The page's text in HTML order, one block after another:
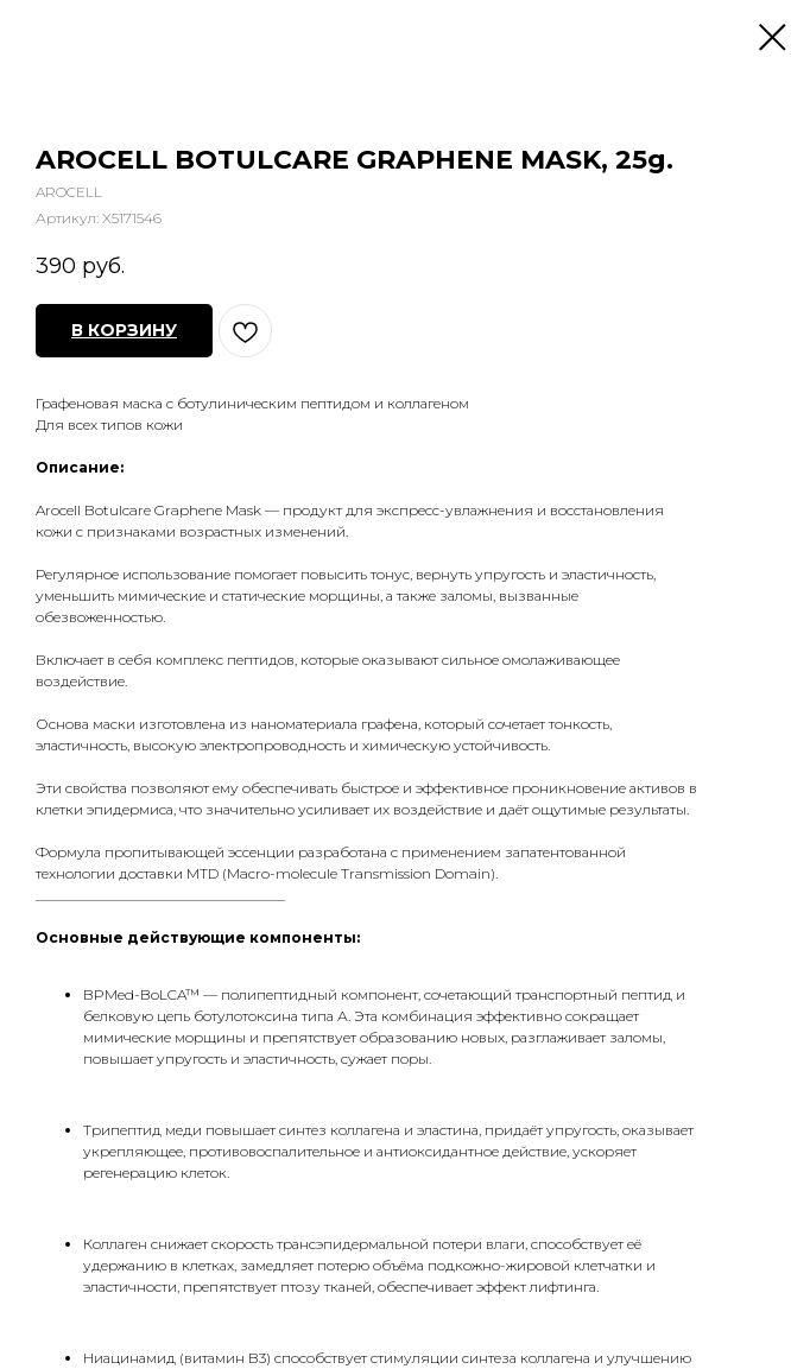
AROCELL BOTULCARE GRAPHENE MASK, 25g.
AROCELL
Артикул: X5171546
390 руб.
В КОРЗИНУ
Графеновая маска с ботулиническим пептидом и коллагеном
Для всех типов кожи
Описание:
Arocell Botulcare Graphene Mask — продукт для экспресс-увлажнения и восстановления
кожи с признаками возрастных изменений.
Регулярное использование помогает повысить тонус, вернуть упругость и эластичность,
уменьшить мимические и статические морщины, а также заломы, вызванные
обезвоженностью.
Включает в себя комплекс пептидов, которые оказывают сильное омолаживающее
воздействие.
Основа маски изготовлена из наноматериала графена, который сочетает тонкость,
эластичность, высокую электропроводность и химическую устойчивость.
Эти свойства позволяют ему обеспечивать быстрое и эффективное проникновение активов в
клетки эпидермиса, что значительно усиливает их воздействие и даёт ощутимые результаты.
Формула пропитывающей эссенции разработана с применением запатентованной
технологии доставки MTD (Macro-molecule Transmission Domain).
Основные действующие компоненты:
BPMed-BoLCA™ — полипептидный компонент, сочетающий транспортный пептид и
белковую цепь ботулотоксина типа А. Эта комбинация эффективно сокращает
мимические морщины и препятствует образованию новых, разглаживает заломы,
повышает упругость и эластичность, сужает поры.
Трипептид меди повышает синтез коллагена и эластина, придаёт упругость, оказывает
укрепляющее, противовоспалительное и антиоксидантное действие, ускоряет
регенерацию клеток.
Коллаген снижает скорость трансэпидермальной потери влаги, способствует её
удержанию в клетках, замедляет потерю объёма подкожно-жировой клетчатки и
эластичности, препятствует птозу тканей, обеспечивает эффект лифтинга.
Ниацинамид (витамин B3) способствует стимуляции синтеза коллагена и улучшению